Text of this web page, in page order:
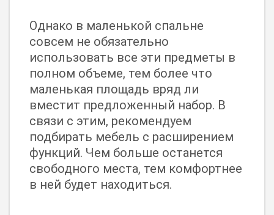
Однако в маленькой спальне
совсем не обязательно
использовать все эти предметы в
полном объеме, тем более что
маленькая площадь вряд ли
вместит предложенный набор. В
связи с этим, рекомендуем
подбирать мебель с расширением
функций. Чем больше останется
свободного места, тем комфортнее
в ней будет находиться.